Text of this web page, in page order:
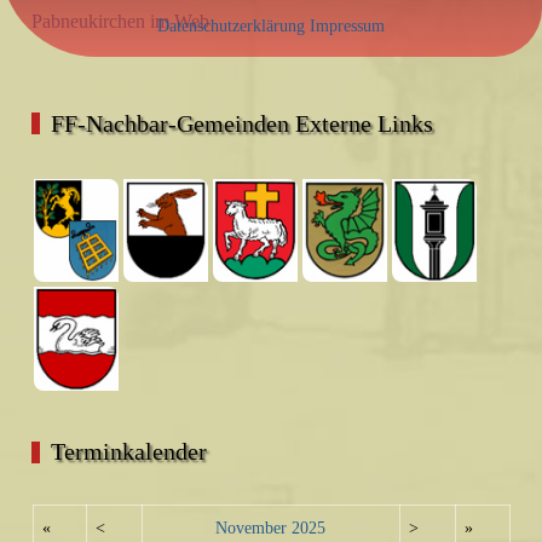
Pabneukirchen im Web
FF-Nachbar-Gemeinden Externe Links
Terminkalender
« < November 2025 > »
Datenschutzerklärung Impressum